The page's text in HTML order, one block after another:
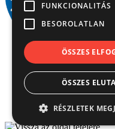
© Verbis Kft 2026
Adatvédelem
Impresszum
FUNKCIONALITÁS
BESOROLATLAN
ÖSSZES
ÖSSZES
RÉSZLETEK